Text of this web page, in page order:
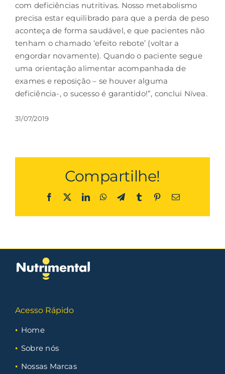
com deficiências nutritivas. Nosso metabolismo
precisa estar equilibrado para que a perda de peso
aconteça de forma saudável, e que pacientes não
tenham o chamado ‘efeito rebote’ (voltar a
engordar novamente). Quando o paciente segue
uma orientação alimentar acompanhada de
exames e reposição – se houver alguma
deficiência-, o sucesso é garantido!”, conclui Nívea.
31/07/2019
Compartilhe!
Facebook LinkedInWhatsApp
TelegramTumblr PinterestEmail
Acesso Rápido
Home
Sobre nós
Nossas Marcas